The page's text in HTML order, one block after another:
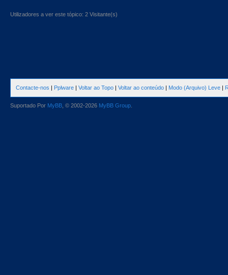
Utilizadores a ver este tópico: 2 Visitante(s)
Contacte-nos | Pplware | Voltar ao Topo | Voltar ao conteúdo | Modo (Arquivo) Leve |
Suportado Por MyBB , © 2002-2026 MyBB Group